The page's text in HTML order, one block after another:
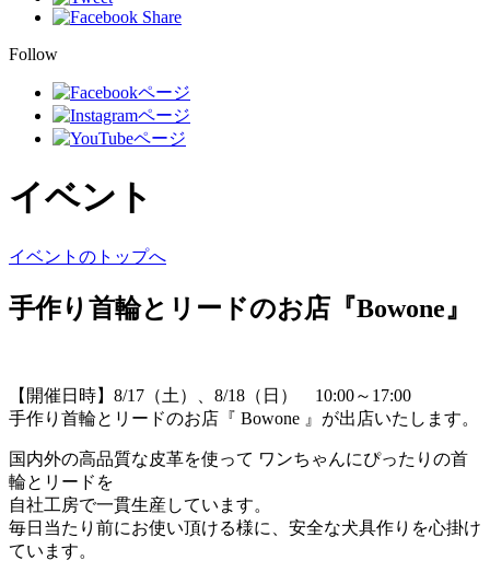
Follow
イベント
イベントのトップへ
手作り首輪とリードのお店『Bowone』
【開催日時】8/17（土）、8/18（日） 10:00～17:00
手作り首輪とリードのお店『 Bowone 』が出店いたします。
国内外の高品質な皮革を使って ワンちゃんにぴったりの首
輪とリードを
自社工房で一貫生産しています。
毎日当たり前にお使い頂ける様に、安全な犬具作りを心掛け
ています。